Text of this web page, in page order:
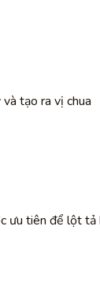
tạo ra vị chua
ưu tiên để lột